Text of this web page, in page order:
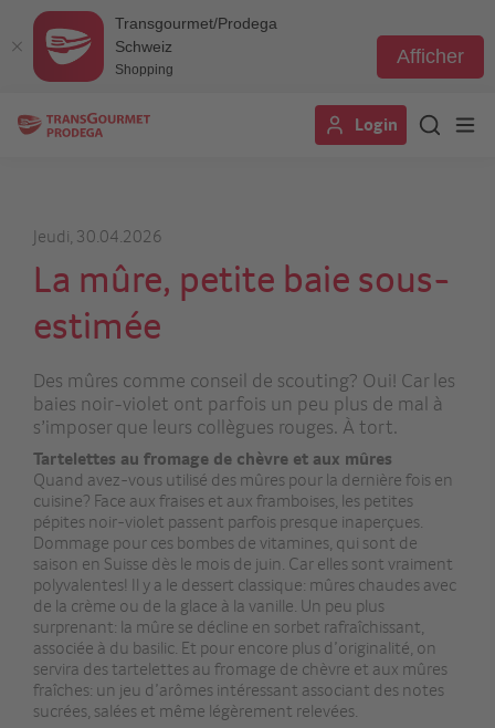
Transgourmet/Prodega
Schweiz
Shopping
Afficher
Login
Jeudi, 30.04.2026
La mûre, petite baie sous-
estimée
Des mûres comme conseil de scouting? Oui! Car les
baies noir-violet ont parfois un peu plus de mal à
s’imposer que leurs collègues rouges. À tort.
Tartelettes au fromage de chèvre et aux mûres
Quand avez-vous utilisé des mûres pour la dernière fois en
cuisine? Face aux fraises et aux framboises, les petites
pépites noir-violet passent parfois presque inaperçues.
Dommage pour ces bombes de vitamines, qui sont de
saison en Suisse dès le mois de juin. Car elles sont vraiment
polyvalentes! Il y a le dessert classique: mûres chaudes avec
de la crème ou de la glace à la vanille. Un peu plus
surprenant: la mûre se décline en sorbet rafraîchissant,
associée à du basilic. Et pour encore plus d’originalité, on
servira des tartelettes au fromage de chèvre et aux mûres
fraîches: un jeu d’arômes intéressant associant des notes
sucrées, salées et même légèrement relevées.